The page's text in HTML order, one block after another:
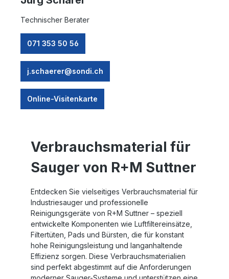
Technischer Berater
071 353 50 56
j.schaerer@sondi.ch
Online-Visitenkarte
Verbrauchsmaterial für
Sauger von R+M Suttner
Entdecken Sie vielseitiges Verbrauchsmaterial für
Industriesauger und professionelle
Reinigungsgeräte von R+M Suttner – speziell
entwickelte Komponenten wie Luftfiltereinsätze,
Filtertüten, Pads und Bürsten, die für konstant
hohe Reinigungsleistung und langanhaltende
Effizienz sorgen. Diese Verbrauchsmaterialien
sind perfekt abgestimmt auf die Anforderungen